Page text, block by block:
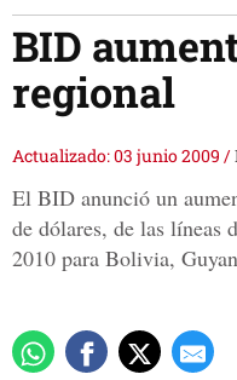
BID
regional
Actualizado: 03 junio 2009 /
El BID anunció un
de dólares, de las líneas
2010 para Bolivia,